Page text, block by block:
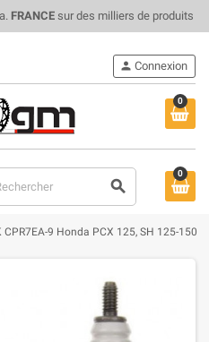
FRANCEsur des milliers de produits
0
search
person Connexion
0
CPR7EA-9 Honda PCX 125, SH 125-150